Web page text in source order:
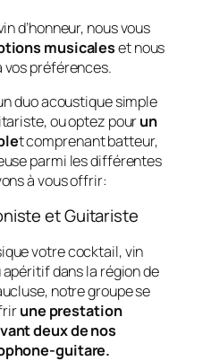
d’honneur, nous vous
musicaleset nous
préférences.
duo acoustique simple
ou optez pourun
t comprenant batteur,
parmi les différentes
à vous offrir:
et Guitariste
votre cocktail, vin
apéritif dans la région de
notre groupe se
une prestation
deux de nos
guitare.